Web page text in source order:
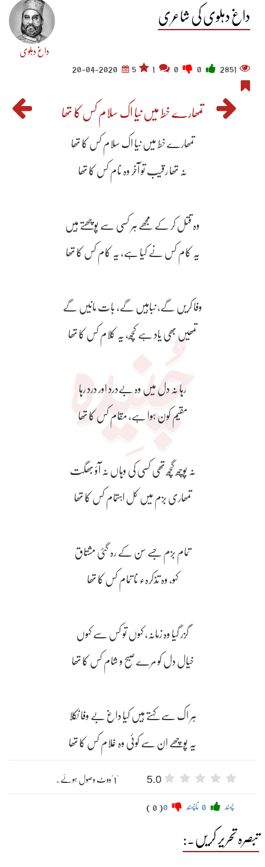
داغ دہلوی کی شاعری
داغ دہلوی
2851
5
20-04-2020
تمھارے خط میں نیا اک سلام کس کا تھا
تمھارے خط میں نیا اک سلام کس کا تھا
نہ تھا رقیب تو آخر وہ نام کس کا تھا
وہ قتل کر کے مجھے ہر کسی سے پوچھتے ہیں
یہ کام کس نے کیا ہے، یہ کام کس کا تھا
وفا کریں گے، نباہیں گے، بات مانیں گے
تمھیں بھی یاد ہے کچھ، یہ کلام کس کا تھا
رہا نہ دل میں وہ بےدرد اور درد رہا
مقیم کون ہوا ہے، مقام کس کا تھا
نہ پوچھ گچھ تھی کسی کی وہاں نہ آؤ بھگت
تمھاری بزم میں کل اہتمام کس کا تھا
تمام بزم جسے سن کے رہ گئی مشتاق
کہو، وہ تذکرہء نا تمام کس کا تھا
گزر گیا وہ زمانہ، کہوں تو کس سے کہوں
خیال دل کو مرے صبح و شام کس کا تھا
ہر اک سے کہتے ہیں کیا داغ بے وفا نکلا
یہ پوچھے ان سے کوئی وہ غلام کس کا تھا
5.0 "1"ووٹ وصول ہوئے۔
پسند ناپسند ( 0 )
تبصرہ تحریر کریں۔: